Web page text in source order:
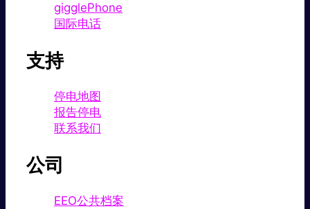
gigglePhone
国际电话
支持
停电地图
报告停电
联系我们
公司
EEO公共档案